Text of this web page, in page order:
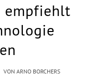
empfiehlt
VONARNO BORCHERS